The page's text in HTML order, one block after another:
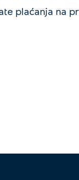
plaćanja na